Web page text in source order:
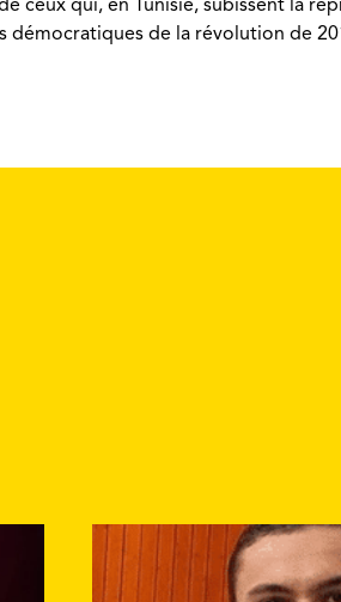
ceux qui, en Tunisie, subissent la
démocratiques de la révolution de